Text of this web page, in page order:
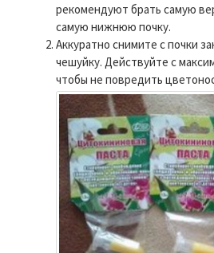
рекомендуют брать самую
самую нижнюю почку.
Аккуратно снимите с почки
чешуйку. Действуйте с
чтобы не повредить